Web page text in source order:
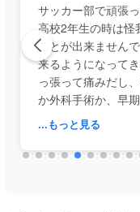
サッカー部で頑張
高校2年生の時は怪
ことが出来ません
来るようになって
っ張って痛みだし
か外科手術か、早
整体院さんの筋膜
た。
施術4回で有痛性が
調子が良い時に戻
...もっと見る